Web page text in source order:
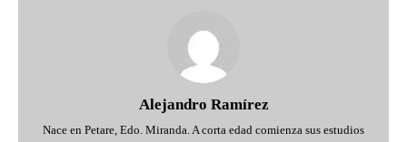
Alejandro Ramírez
Nace en Petare, Edo. Miranda. A corta edad comienza sus estudios